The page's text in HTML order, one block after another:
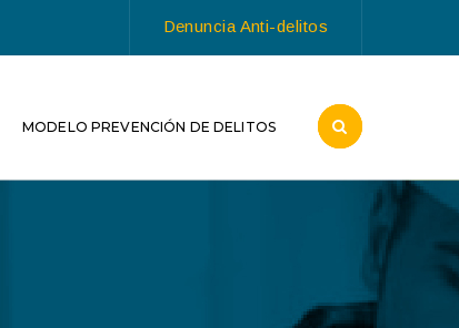
Denuncia Anti-delitos
MODELO PREVENCIÓN DE DELITOS